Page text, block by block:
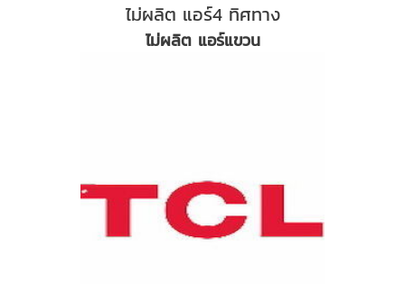
ไม่ผลิต แอร์4 ทิศทาง
ไม่ผลิต แอร์แขวน